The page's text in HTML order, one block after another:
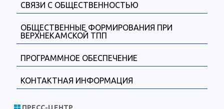
СВЯЗИ С ОБЩЕСТВЕННОСТЬЮ
ОБЩЕСТВЕННЫЕ ФОРМИРОВАНИЯ ПРИ
ВЕРХНЕКАМСКОЙ ТПП
ПРОГРАММНОЕ ОБЕСПЕЧЕНИЕ
КОНТАКТНАЯ ИНФОРМАЦИЯ